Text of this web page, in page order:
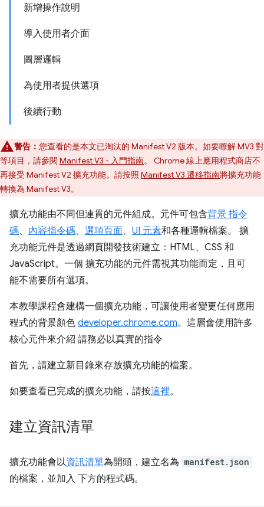
新增操作說明
導入使用者介面
圖層邏輯
為使用者提供選項
後續行動
警告： 您查看的是本文已淘汰的 Manifest V2 版本。如要瞭解 MV3 對
等項目，請參閱 Manifest V3 - 入門指南。 Chrome 線上應用程式商店不
再接受 Manifest V2 擴充功能。請按照 Manifest V3 遷移指南將擴充功能
轉換為 Manifest V3。
擴充功能由不同但連貫的元件組成。元件可包含背景 指令
碼、 內容指令碼、 選項頁面、 UI 元素和各種邏輯檔案。 擴
充功能元件是透過網頁開發技術建立：HTML、CSS 和
JavaScript。一個 擴充功能的元件需視其功能而定，且可
能不需要所有選項。
本教學課程會建構一個擴充功能，可讓使用者變更任何應用
程式的背景顏色 developer.chrome.com。這層會使用許多
核心元件來介紹 請務必以真實的指令
首先，請建立新目錄來存放擴充功能的檔案。
如要查看已完成的擴充功能，請按這裡。
建立資訊清單
擴充功能會以資訊清單為開頭，建立名為 manifest.json
的檔案，並加入 下方的程式碼。